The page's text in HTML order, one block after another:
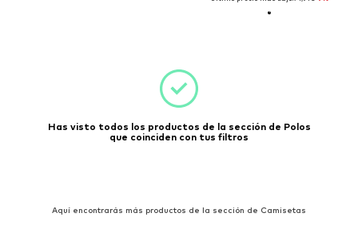
Has visto todos los productos de la sección de Polos
que coinciden con tus filtros
Aquí encontrarás más productos de la sección de Camisetas